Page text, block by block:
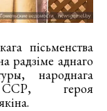
пісьменства
радзіме аднаго
народнага
ССР, героя